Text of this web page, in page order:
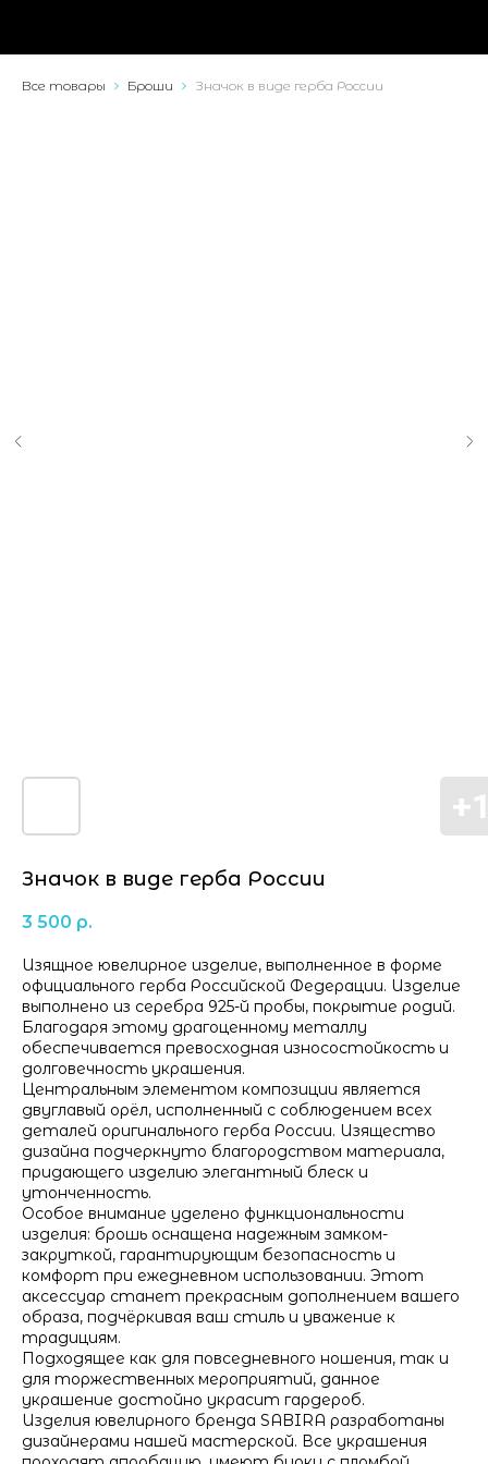
Все товары Броши Значок в виде герба России
Значок в виде герба России
3 500 р.
Изящное ювелирное изделие, выполненное в форме
официального герба Российской Федерации. Изделие
выполнено из серебра 925-й пробы, покрытие родий.
Благодаря этому драгоценному металлу
обеспечивается превосходная износостойкость и
долговечность украшения.
Центральным элементом композиции является
двуглавый орёл, исполненный с соблюдением всех
деталей оригинального герба России. Изящество
дизайна подчеркнуто благородством материала,
придающего изделию элегантный блеск и
утонченность.
Особое внимание уделено функциональности
изделия: брошь оснащена надежным замком-
закруткой, гарантирующим безопасность и
комфорт при ежедневном использовании. Этот
аксессуар станет прекрасным дополнением вашего
образа, подчёркивая ваш стиль и уважение к
традициям.
Подходящее как для повседневного ношения, так и
для торжественных мероприятий, данное
украшение достойно украсит гардероб.
Изделия ювелирного бренда SABIRA разработаны
дизайнерами нашей мастерской. Все украшения